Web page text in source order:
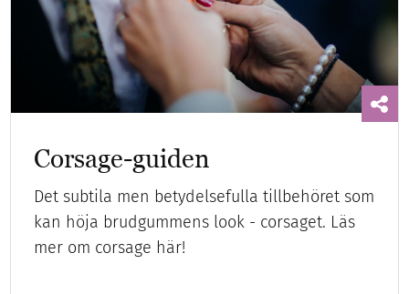
Corsage-guiden
Det subtila men betydelsefulla tillbehöret som
kan höja brudgummens look - corsaget. Läs
mer om corsage här!